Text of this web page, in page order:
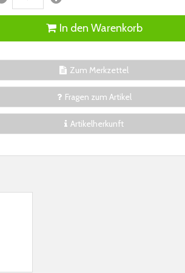
In den Warenkorb
Zum Merkzettel
Fragen zum Artikel
Artikelherkunft